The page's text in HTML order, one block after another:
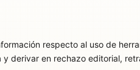
respecto al uso de
derivar en rechazo editorial,